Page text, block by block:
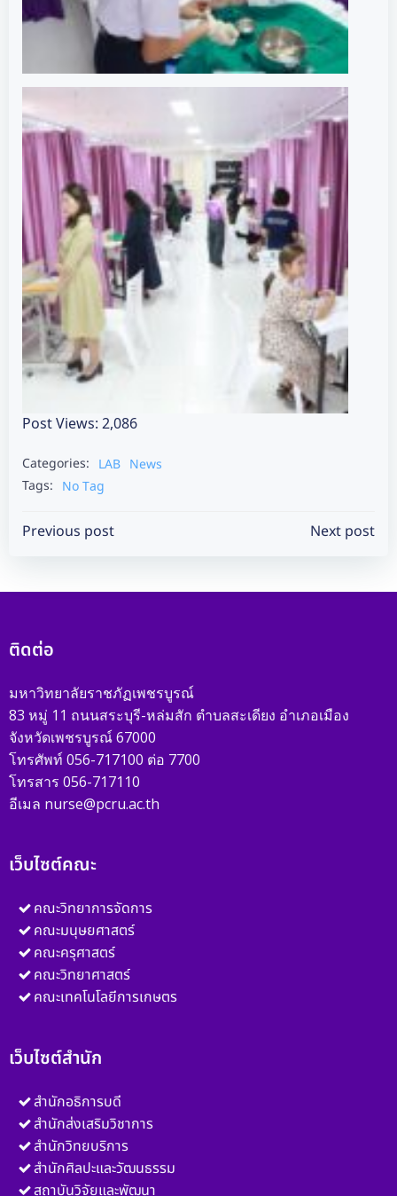
Post Views: 2,086
Categories: LAB News
Tags:
No Tag
Post
navigation
Previous post
navigation
Next post
ติดต่อ
มหาวิทยาลัยราชภัฏเพชรบูรณ์
83 หมู่ 11 ถนนสระบุรี-หล่มสัก ตำบลสะเดียง อำเภอเมือง
จังหวัดเพชรบูรณ์ 67000
โทรศัพท์ 056-717100 ต่อ 7700
โทรสาร 056-717110
อีเมล nurse@pcru.ac.th
เว็บไซต์คณะ
คณะวิทยาการจัดการ
คณะมนุษยศาสตร์
คณะครุศาสตร์
คณะวิทยาศาสตร์
คณะเทคโนโลยีการเกษตร
เว็บไซต์สำนัก
สำนักอธิการบดี
สำนักส่งเสริมวิชาการ
สำนักวิทยบริการ
สำนักศิลปะและวัฒนธรรม
สถาบันวิจัยและพัฒนา